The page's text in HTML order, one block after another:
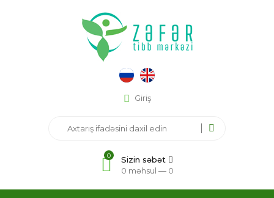
Giriş
0
Sizin səbət
0 məhsul — 0